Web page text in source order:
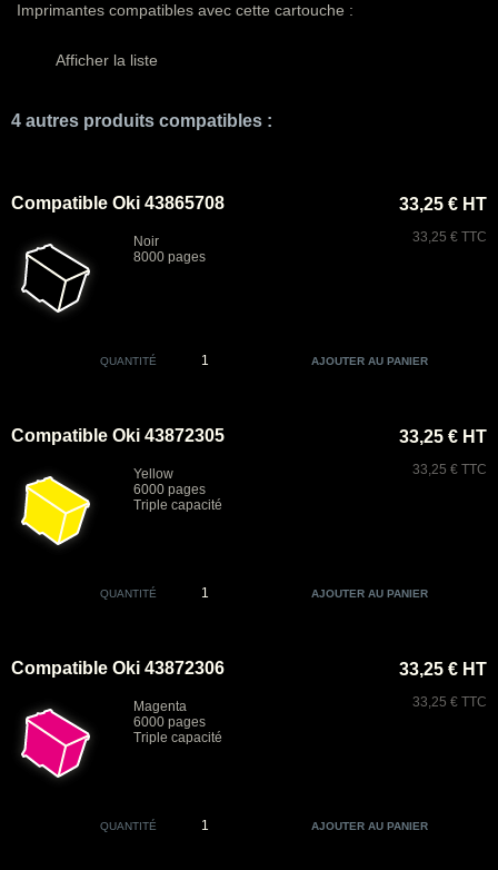
Imprimantes compatibles avec cette cartouche :
Afficher la liste
4 autres produits compatibles :
Compatible Oki 43865708
Noir
8000 pages
33,25 € HT
33,25 € TTC
QUANTITÉ
Compatible Oki 43872305
Yellow
6000 pages
Triple capacité
33,25 € HT
33,25 € TTC
QUANTITÉ
Compatible Oki 43872306
Magenta
6000 pages
Triple capacité
33,25 € HT
33,25 € TTC
QUANTITÉ